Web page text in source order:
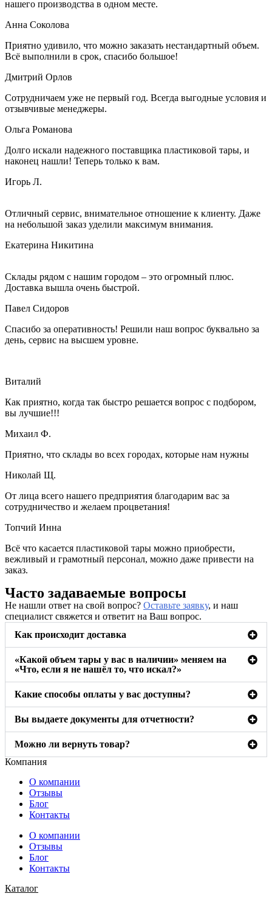
нашего производства в одном месте.
Анна Соколова
Приятно удивило, что можно заказать нестандартный объем.
Всё выполнили в срок, спасибо большое!
Дмитрий Орлов
Сотрудничаем уже не первый год. Всегда выгодные условия и
отзывчивые менеджеры.
Ольга Романова
Долго искали надежного поставщика пластиковой тары, и
наконец нашли! Теперь только к вам.
Игорь Л.
Отличный сервис, внимательное отношение к клиенту. Даже
на небольшой заказ уделили максимум внимания.
Екатерина Никитина
Склады рядом с нашим городом – это огромный плюс.
Доставка вышла очень быстрой.
Павел Сидоров
Спасибо за оперативность! Решили наш вопрос буквально за
день, сервис на высшем уровне.
Виталий
Как приятно, когда так быстро решается вопрос с подбором,
вы лучшие!!!
Михаил Ф.
Приятно, что склады во всех городах, которые нам нужны
Николай Щ.
От лица всего нашего предприятия благодарим вас за
сотрудничество и желаем процветания!
Топчий Инна
Всё что касается пластиковой тары можно приобрести,
вежливый и грамотный персонал, можно даже привести на
заказ.
Часто задаваемые вопросы
Не нашли ответ на свой вопрос? Оставьте заявку, и наш
специалист свяжется и ответит на Ваш вопрос.
Как происходит доставка
«Какой объем тары у вас в наличии» меняем на
«Что, если я не нашёл то, что искал?»
Какие способы оплаты у вас доступны?
Вы выдаете документы для отчетности?
Можно ли вернуть товар?
Компания
О компании
Отзывы
Блог
Контакты
О компании
Отзывы
Блог
Контакты
Каталог